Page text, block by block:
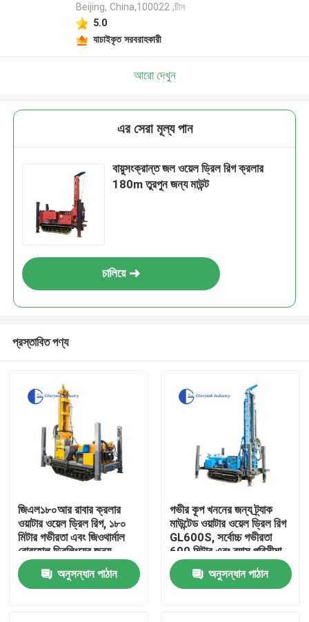
Beijing, China,100022 ,চীন
5.0
যাচাইকৃত সরবরাহকারী
আরো দেখুন
এর সেরা মূল্য পান
বায়ুসংক্রান্ত জল ওয়েল ড্রিল রিগ ক্রলার
180m তুরপুন জন্য মাউন্ট
চালিয়ে
প্রস্তাবিত পণ্য
জিএল১৮০আর রাবার ক্রলার
ওয়াটার ওয়েল ড্রিল রিগ, ১৮০
মিটার গভীরতা এবং জিওথার্মাল
বোরহোল ড্রিলিংয়ের জন্য
হাইড্রোলিক টপ ড্রাইভ সহ
অনুসন্ধান পাঠান
গভীর কূপ খননের জন্য ট্র্যাক
মাউন্টেড ওয়াটার ওয়েল ড্রিল রিগ
GL600S, সর্বোচ্চ গভীরতা
600 মিটার এবং ব্যাস পরিসীমা
105 থেকে 500 মিমি
অনুসন্ধান পাঠান